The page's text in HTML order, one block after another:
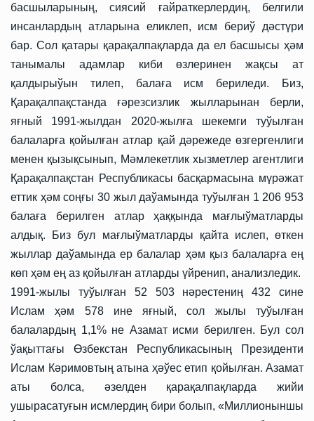
басшыларының, сиясий ғайраткерлердиң, белгили
инсанлардың атларына еликлеп, исм бериў дәстүри
бар. Сол қатары қарақалпақларда да ел басшысы ҳәм
танымалы адамлар киби өзлеринен жақсы ат
қалдырыўын тилеп, балаға исм бериледи. Биз,
Қарақалпақстанда ғәрезсизлик жылларынан берли,
яғный 1991-жылдан 2020-жылға шекемги туўылған
балаларға қойылған атлар қай дәрежеде өзгергенлиги
менен қызықсынып, Мәмлекетлик хызметлер агентлиги
Қарақалпақстан Республикасы басқармасына мүрәжат
еттик ҳәм cоңғы 30 жыл даўамында туўылған 1 206 953
балаға берилген атлар ҳаққында мағлыўматларды
алдық. Биз бул мағлыўматларды қайта ислеп, өткен
жыллар даўамында ер балалар ҳәм қыз балаларға ең
көп ҳәм ең аз қойылған атларды үйренип, анализледик.
1991-жылы туўылған 52 503 нәрестениң 432 сине
Ислам ҳәм 578 ине яғный, сол жылы туўылған
балалардың 1,1% не Азамат исми берилген. Бул сол
ўақыттағы Өзбекстан Республикасының Президенти
Ислам Кәримовтың атына ҳәўес етип қойылған. Азамат
аты болса, әзелден қарақалпақларда жийи
ушырасатуғын исмлердиң бири болып, «Миллионыншы